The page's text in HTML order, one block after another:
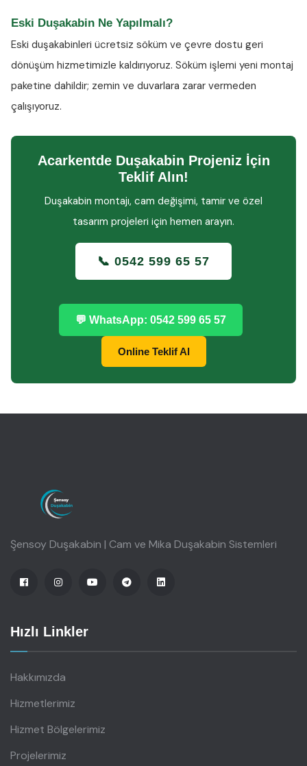
Eski Duşakabin Ne Yapılmalı?
Eski duşakabinleri ücretsiz söküm ve çevre dostu geri
dönüşüm hizmetimizle kaldırıyoruz. Söküm işlemi yeni montaj
paketine dahildir; zemin ve duvarlara zarar vermeden
çalışıyoruz.
Acarkentde Duşakabin Projeniz İçin
Teklif Alın!
Duşakabin montajı, cam değişimi, tamir ve özel
tasarım projeleri için hemen arayın.
📞 0542 599 65 57
💬 WhatsApp: 0542 599 65 57
Online Teklif Al
Şensoy Duşakabin | Cam ve Mika Duşakabin Sistemleri
Hızlı Linkler
Hakkımızda
Hizmetlerimiz
Hizmet Bölgelerimiz
Projelerimiz